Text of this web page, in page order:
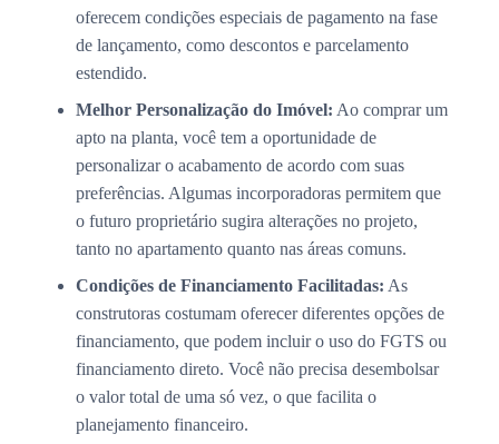
oferecem condições especiais de pagamento na fase
de lançamento, como descontos e parcelamento
estendido.
Melhor Personalização do Imóvel: Ao comprar um
apto na planta, você tem a oportunidade de
personalizar o acabamento de acordo com suas
preferências. Algumas incorporadoras permitem que
o futuro proprietário sugira alterações no projeto,
tanto no apartamento quanto nas áreas comuns.
Condições de Financiamento Facilitadas: As
construtoras costumam oferecer diferentes opções de
financiamento, que podem incluir o uso do FGTS ou
financiamento direto. Você não precisa desembolsar
o valor total de uma só vez, o que facilita o
planejamento financeiro.